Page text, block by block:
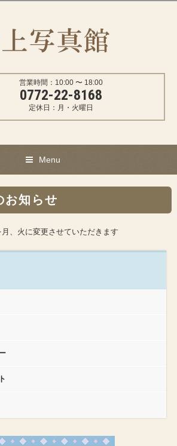
営業時間：10:00 〜 18:00
0772-22-8168
定休日：月・火曜日
Menu
お知らせ
、火に変更させていただきます